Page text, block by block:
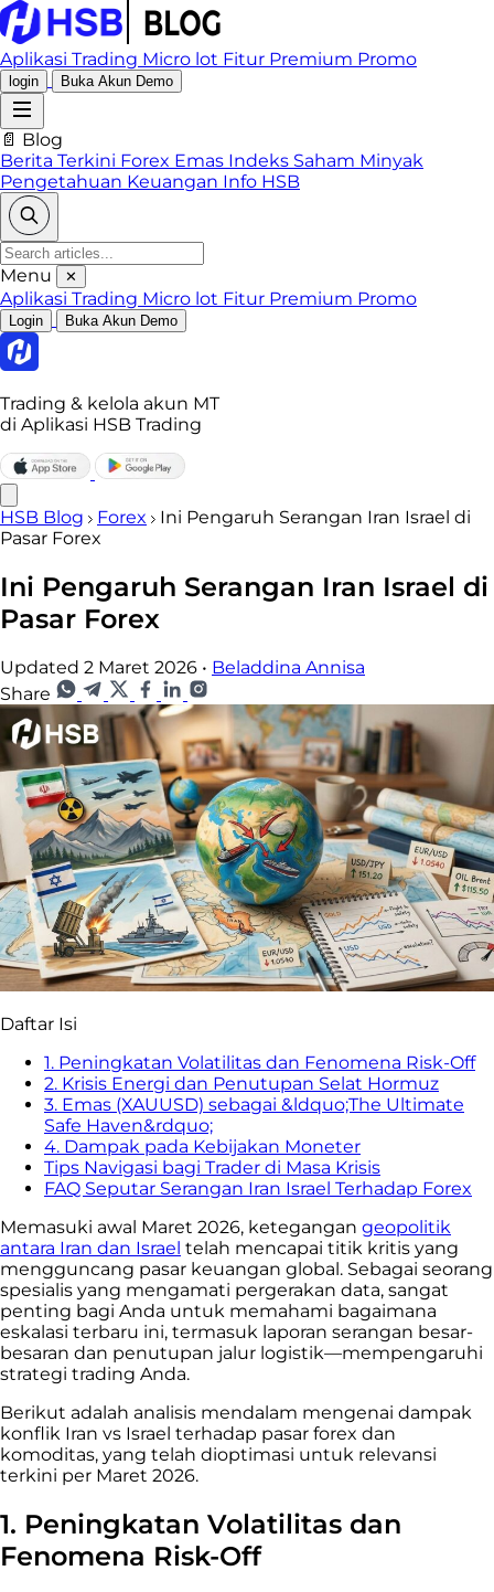
Aplikasi Trading Micro lot Fitur Premium Promo
login Buka Akun Demo
📄 Blog
Berita Terkini Forex Emas Indeks Saham Minyak
Pengetahuan Keuangan Info HSB
Menu ✕
Aplikasi Trading Micro lot Fitur Premium Promo
Login Buka Akun Demo
Trading & kelola akun MT
di Aplikasi HSB Trading
HSB Blog Forex
Ini Pengaruh Serangan Iran Israel di
Pasar Forex
Ini Pengaruh Serangan Iran Israel di
Pasar Forex
Updated 2 Maret 2026 • Beladdina Annisa
Share
Daftar Isi
1. Peningkatan Volatilitas dan Fenomena Risk-Off
2. Krisis Energi dan Penutupan Selat Hormuz
3. Emas (XAUUSD) sebagai &ldquo;The Ultimate
Safe Haven&rdquo;
4. Dampak pada Kebijakan Moneter
Tips Navigasi bagi Trader di Masa Krisis
FAQ Seputar Serangan Iran Israel Terhadap Forex
Memasuki awal Maret 2026, ketegangan geopolitik
antara Iran dan Israel telah mencapai titik kritis yang
mengguncang pasar keuangan global. Sebagai seorang
spesialis yang mengamati pergerakan data, sangat
penting bagi Anda untuk memahami bagaimana
eskalasi terbaru ini, termasuk laporan serangan besar-
besaran dan penutupan jalur logistik—mempengaruhi
strategi trading Anda.
Berikut adalah analisis mendalam mengenai dampak
konflik Iran vs Israel terhadap pasar forex dan
komoditas, yang telah dioptimasi untuk relevansi
terkini per Maret 2026.
1. Peningkatan Volatilitas dan
Fenomena Risk-Off